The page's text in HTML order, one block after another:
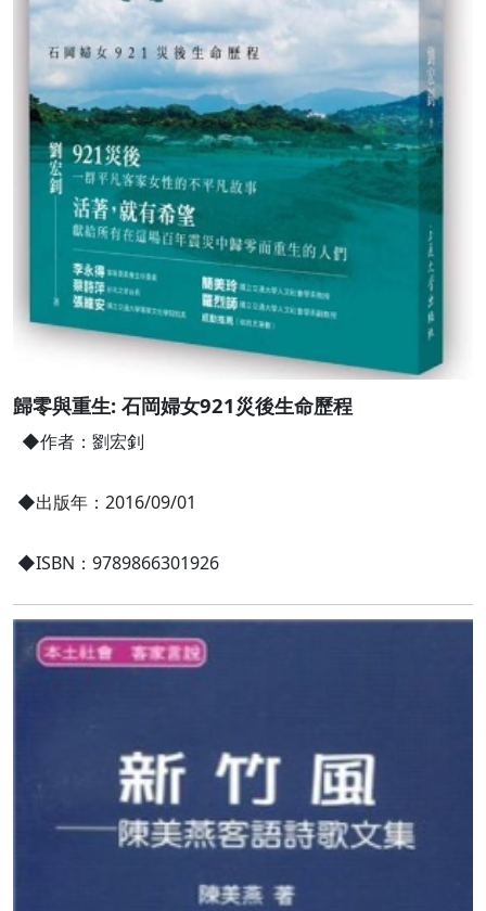
歸零與重生: 石岡婦女921災後生命歷程
◆作者：劉宏釗
◆出版年：2016/09/01
◆ISBN：9789866301926